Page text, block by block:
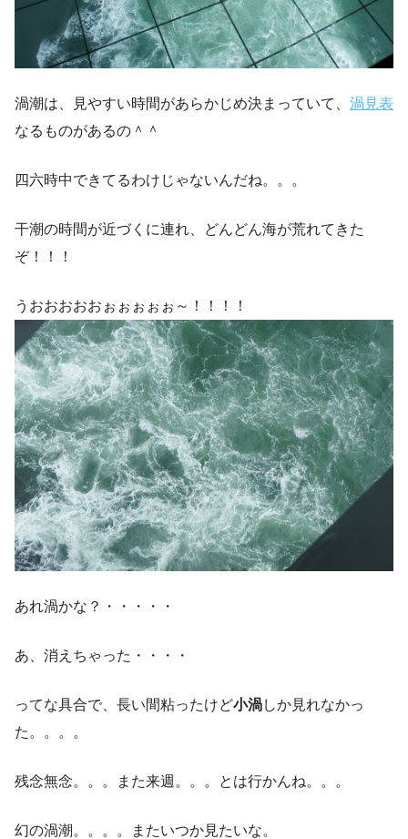
渦潮は、見やすい時間があらかじめ決まっていて、 渦見表
なるものがあるの＾＾
四六時中できてるわけじゃないんだね。。。
干潮の時間が近づくに連れ、どんどん海が荒れてきた
ぞ！！！
うおおおおおぉぉぉぉぉ～！！！！
あれ渦かな？・・・・・
あ、消えちゃった・・・・
ってな具合で、長い間粘ったけど小渦しか見れなかっ
た。。。。
残念無念。。。また来週。。。とは行かんね。。。
幻の渦潮。。。。またいつか見たいな。